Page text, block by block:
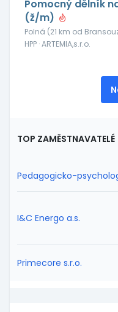
Pomocný dělník
(ž/m)
Polná (21 km od
HPP · ARTEMIA,s.r.o.
TOP ZAMĚSTNAVATELÉ
I&C Energo a.s.
Primecore s.r.o.